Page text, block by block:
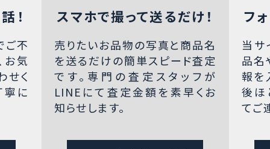
！
ご不
お気
せく
寧に
スマホで撮って送るだけ！
売りたいお品物の写真と商品名
を送るだけの簡単スピード査定
です。専門の査定スタッフが
LINEにて査定金額を素早くお
知らせします。
フ
当サ
品名
報を
後ほ
てご